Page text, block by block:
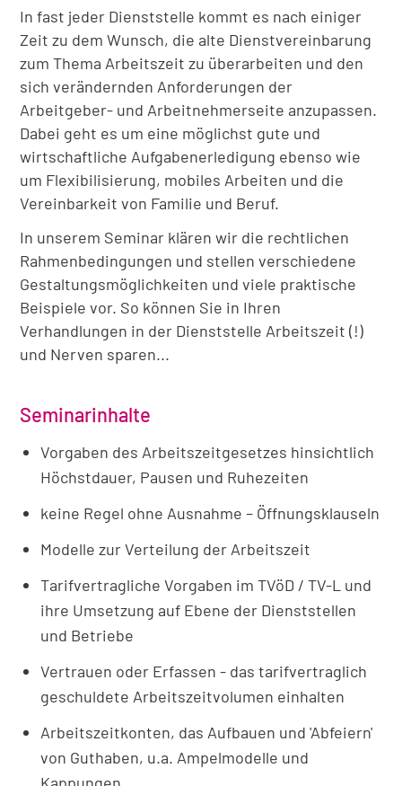
In fast jeder Dienststelle kommt es nach einiger
Zeit zu dem Wunsch, die alte Dienstvereinbarung
zum Thema Arbeitszeit zu überarbeiten und den
sich verändernden Anforderungen der
Arbeitgeber- und Arbeitnehmerseite anzupassen.
Dabei geht es um eine möglichst gute und
wirtschaftliche Aufgabenerledigung ebenso wie
um Flexibilisierung, mobiles Arbeiten und die
Vereinbarkeit von Familie und Beruf.
In unserem Seminar klären wir die rechtlichen
Rahmenbedingungen und stellen verschiedene
Gestaltungsmöglichkeiten und viele praktische
Beispiele vor. So können Sie in Ihren
Verhandlungen in der Dienststelle Arbeitszeit (!)
und Nerven sparen...
Seminarinhalte
Vorgaben des Arbeitszeitgesetzes hinsichtlich
Höchstdauer, Pausen und Ruhezeiten
keine Regel ohne Ausnahme – Öffnungsklauseln
Modelle zur Verteilung der Arbeitszeit
Tarifvertragliche Vorgaben im TVöD / TV-L und
ihre Umsetzung auf Ebene der Dienststellen
und Betriebe
Vertrauen oder Erfassen - das tarifvertraglich
geschuldete Arbeitszeitvolumen einhalten
Arbeitszeitkonten, das Aufbauen und 'Abfeiern'
von Guthaben, u.a. Ampelmodelle und